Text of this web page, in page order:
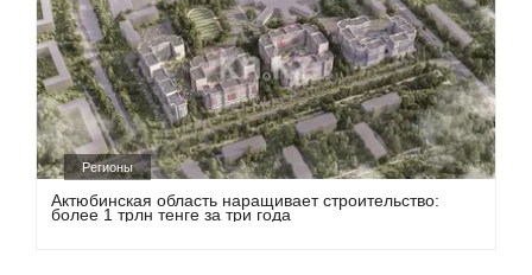
Регионы
Актюбинская область наращивает строительство:
более 1 трлн тенге за три года